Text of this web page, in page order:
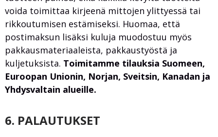
voida toimittaa kirjeenä mittojen ylittyessä tai
rikkoutumisen estämiseksi. Huomaa, että
postimaksun lisäksi kuluja muodostuu myös
pakkausmateriaaleista, pakkaustyöstä ja
kuljetuksista. Toimitamme tilauksia Suomeen,
Euroopan Unionin, Norjan, Sveitsin, Kanadan ja
Yhdysvaltain alueille.
6. PALAUTUKSET